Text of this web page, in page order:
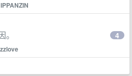
IPPANZIN
zzlove
4